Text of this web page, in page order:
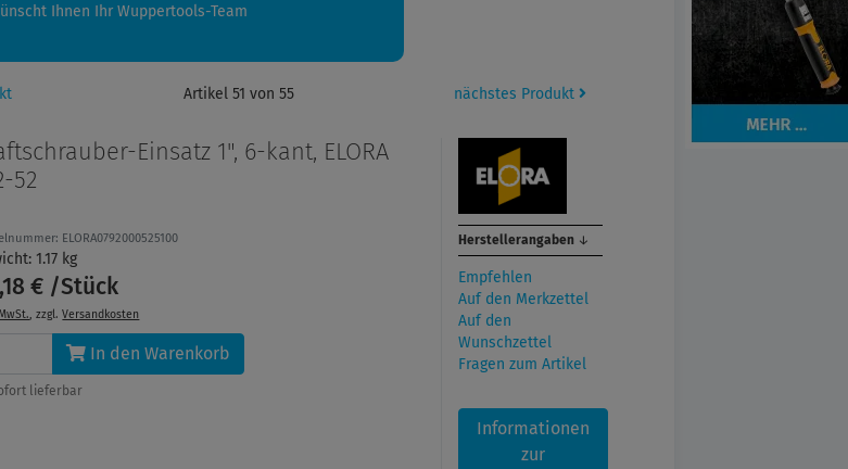
Ihnen Ihr Wuppertools-Team
Artikel 51 von 55 nächstes Produkt
Einsatz 1", 6-kant, ELORA
52
ELORA0792000525100
1.17 kg
€ /Stück
, zzgl.Versandkosten
In den Warenkorb
lieferbar
Herstellerangaben ↓
Empfehlen
Auf den Merkzettel
Auf den
Wunschzettel
Fragen zum Artikel
Informationen
zur